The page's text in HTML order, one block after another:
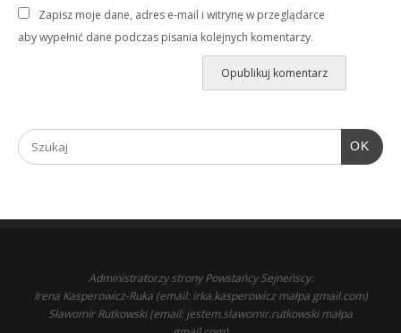
Zapisz moje dane, adres e-mail i witrynę w przeglądarce
aby wypełnić dane podczas pisania kolejnych komentarzy.
OK
Administratorzy strony Powstańcy Sejneńscy:
Irena Kasperowicz-Ruka (email: irka.kasperowicz małpa gmail.com)
Sławomir Rutkowski (email: jestem.slawomir.rutkowski małpa